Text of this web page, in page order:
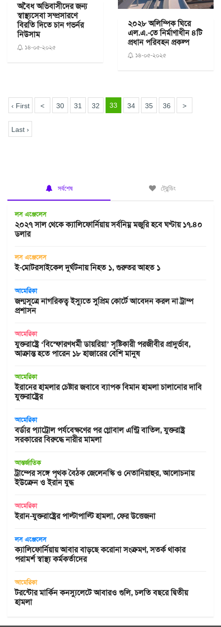
অবৈধ অভিবাসীদের জন্য
স্বাস্থ্যসেবা সম্প্রসারণে
বিরতি দিতে চান গভর্নর
নিউসাম
১৪-০৫-২০২৫
২০২৮ অলিম্পিক ঘিরে
এল.এ.-তে নির্মাণাধীন ৪টি
প্রধান পরিবহন প্রকল্প
১৪-০৫-২০২৫
‹ First < 30 31 32 33 34 35 36 >
Last ›
সর্বশেষ ট্রেন্ডিং
লস এঞ্জেলেস
২০২৭ সাল থেকে ক্যালিফোর্নিয়ায় সর্বনিম্ন মজুরি হবে ঘণ্টায় ১৭.৪০
ডলার
লস এঞ্জেলেস
ই-মোটরসাইকেল দুর্ঘটনায় নিহত ১, গুরুতর আহত ১
আমেরিকা
জন্মসূত্রে নাগরিকত্ব ইস্যুতে সুপ্রিম কোর্টে আবেদন করল না ট্রাম্প
প্রশাসন
আমেরিকা
যুক্তরাষ্ট্রে ‘বিস্ফোরণধর্মী ডায়রিয়া’ সৃষ্টিকারী পরজীবীর প্রাদুর্ভাব,
আক্রান্ত হতে পারেন ১৮ হাজারের বেশি মানুষ
আমেরিকা
ইরানের হামলার চেষ্টার জবাবে ব্যাপক বিমান হামলা চালানোর দাবি
যুক্তরাষ্ট্রের
আমেরিকা
বর্ডার প্যাট্রোল পর্যবেক্ষণের পর গ্লোবাল এন্ট্রি বাতিল, যুক্তরাষ্ট্র
সরকারের বিরুদ্ধে নারীর মামলা
আন্তর্জাতিক
ট্রাম্পের সঙ্গে পৃথক বৈঠক জেলেনস্কি ও নেতানিয়াহুর, আলোচনায়
ইউক্রেন ও ইরান যুদ্ধ
আমেরিকা
ইরান-যুক্তরাষ্ট্রের পাল্টাপাল্টি হামলা, ফের উত্তেজনা
লস এঞ্জেলেস
ক্যালিফোর্নিয়ায় আবার বাড়ছে করোনা সংক্রমণ, সতর্ক থাকার
পরামর্শ স্বাস্থ্য কর্মকর্তাদের
আমেরিকা
টরন্টোর মার্কিন কনস্যুলেটে আবারও গুলি, চলতি বছরে দ্বিতীয়
হামলা